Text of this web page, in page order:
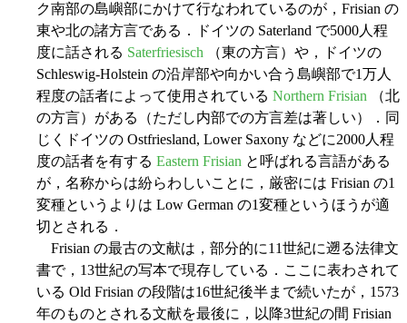
ク南部の島嶼部にかけて行なわれているのが，Frisian の
東や北の諸方言である．ドイツの Saterland で5000人程
度に話される Saterfriesisch （東の方言）や，ドイツの
Schleswig-Holstein の沿岸部や向かい合う島嶼部で1万人
程度の話者によって使用されている Northern Frisian （北
の方言）がある（ただし内部での方言差は著しい）．同
じくドイツの Ostfriesland, Lower Saxony などに2000人程
度の話者を有する Eastern Frisian と呼ばれる言語がある
が，名称からは紛らわしいことに，厳密には Frisian の1
変種というよりは Low German の1変種というほうが適
切とされる．
Frisian の最古の文献は，部分的に11世紀に遡る法律文
書で，13世紀の写本で現存している．ここに表わされて
いる Old Frisian の段階は16世紀後半まで続いたが，1573
年のものとされる文献を最後に，以降3世紀の間 Frisian